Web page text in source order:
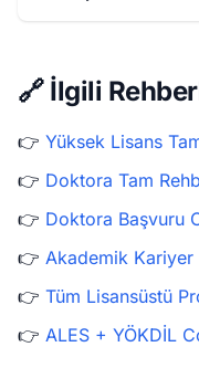
🔗 İlgili
👉 Yüksek Lisans
👉 Doktora Tam
👉 Doktora Başvuru
👉 Akademik Kariyer
👉 Tüm Lisansüstü
👉 ALES + YÖKDİL